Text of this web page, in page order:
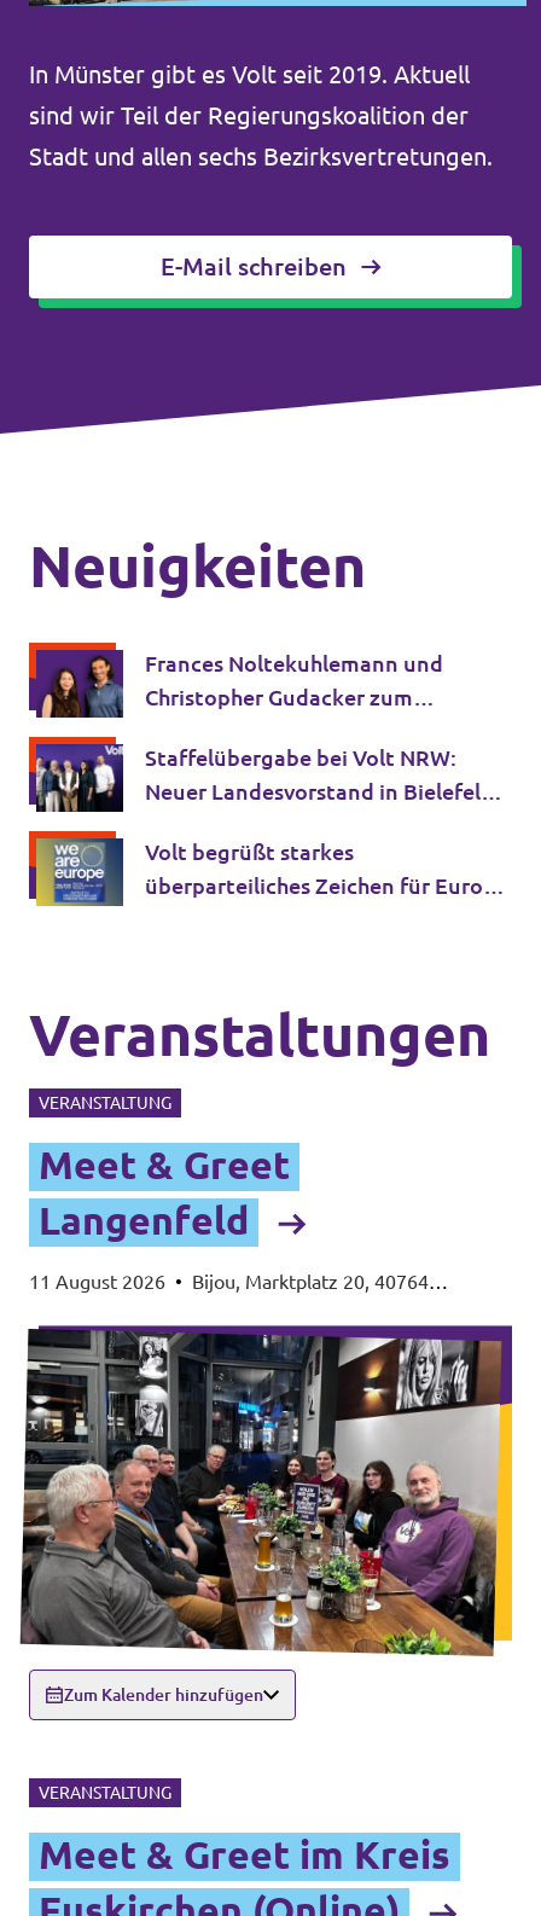
Mache bei uns mit!
Deine Spende für Volt!
Transparenz
Datenschutz
Impressum
In Münster gibt es Volt seit 2019. Aktuell
sind wir Teil der Regierungskoalition der
Stadt und allen sechs Bezirksvertretungen.
E-Mail schreiben
Neuigkeiten
Frances Noltekuhlemann und
Christopher Gudacker zum
Landtagswahl 2027 gewählt
Staﬀelübergabe bei Volt NRW:
Neuer Landesvorstand in Bielefeld
Volt begrüßt starkes
überparteiliches Zeichen für Europa
Veranstaltungen
VERANSTALTUNG
Meet & Greet
Langenfeld
11 August 2026 • Bijou, Marktplatz 20, 40764
Zum Kalender hinzufügen
VERANSTALTUNG
Meet & Greet im Kreis